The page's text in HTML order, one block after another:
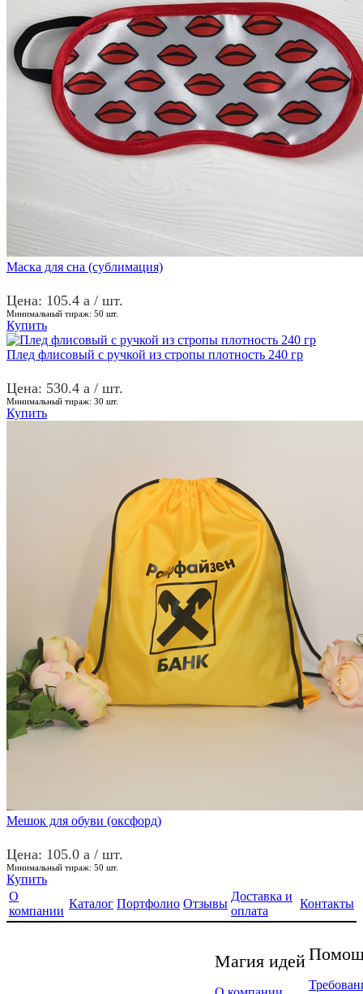
Маска для сна (сублимация)
Цена: 105.4 a / шт.
Минимальный тираж: 50 шт.
Купить
Плед флисовый с ручкой из стропы плотность 240 гр
Цена: 530.4 a / шт.
Минимальный тираж: 30 шт.
Купить
Мешок для обуви (оксфорд)
Цена: 105.0 a / шт.
Минимальный тираж: 50 шт.
Купить
О
компании
Каталог Портфолио Отзывы
Доставка и
оплата
Контакты
Магия идей